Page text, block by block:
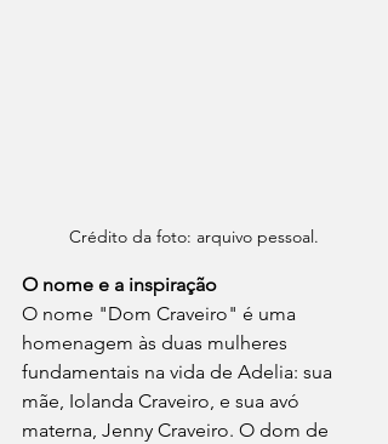
Crédito da foto: arquivo pessoal.
O nome e a inspiração
O nome "Dom Craveiro" é uma
homenagem às duas mulheres
fundamentais na vida de Adelia: sua
mãe, Iolanda Craveiro, e sua avó
materna, Jenny Craveiro. O dom de